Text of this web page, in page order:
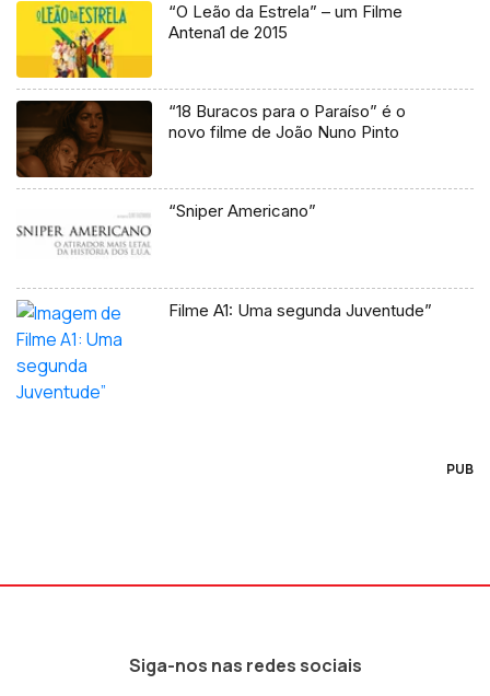
“O Leão da Estrela” – um Filme
Antena1 de 2015
“18 Buracos para o Paraíso” é o
novo filme de João Nuno Pinto
“Sniper Americano”
Filme A1: Uma segunda Juventude”
PUB
Siga-nos nas redes sociais